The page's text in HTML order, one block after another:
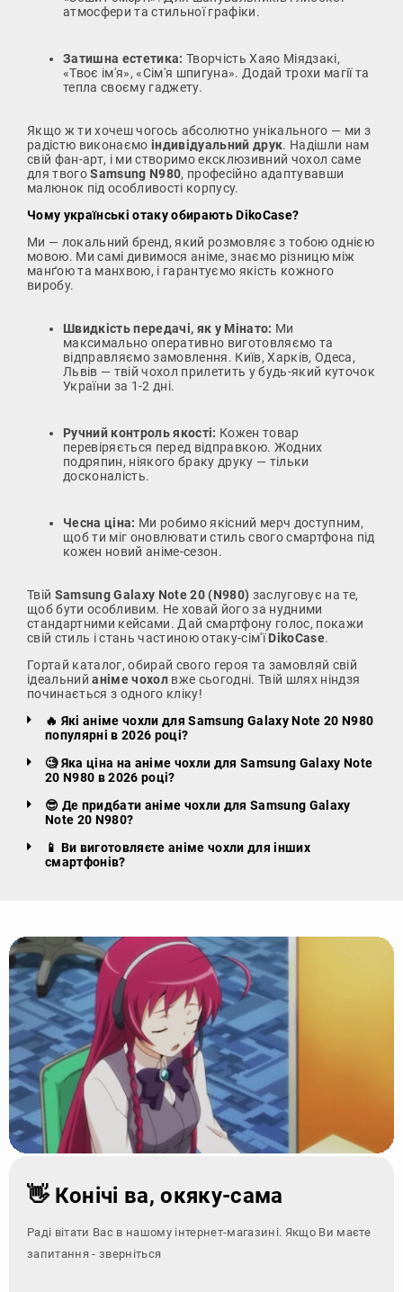
атмосфери та стильної графіки.
Затишна естетика: Творчість Хаяо Міядзакі,
«Твоє ім'я», «Сім'я шпигуна». Додай трохи магії та
тепла своєму гаджету.
Якщо ж ти хочеш чогось абсолютно унікального — ми з
радістю виконаємоіндивідуальний друк. Надішли нам
свій фан-арт, і ми створимо ексклюзивний чохол саме
для твогоSamsung N980, професійно адаптувавши
малюнок під особливості корпусу.
Чому українські отаку обирають DikoCase?
Ми — локальний бренд, який розмовляє з тобою однією
мовою. Ми самі дивимося аніме, знаємо різницю між
манґою та манхвою, і гарантуємо якість кожного
виробу.
Швидкість передачі, як у Мінато: Ми
максимально оперативно виготовляємо та
відправляємо замовлення. Київ, Харків, Одеса,
Львів — твій чохол прилетить у будь-який куточок
України за 1-2 дні.
Ручний контроль якості: Кожен товар
перевіряється перед відправкою. Жодних
подряпин, ніякого браку друку — тільки
досконалість.
Чесна ціна: Ми робимо якісний мерч доступним,
щоб ти міг оновлювати стиль свого смартфона під
кожен новий аніме-сезон.
Твій Samsung Galaxy Note 20 (N980) заслуговує на те,
щоб бути особливим. Не ховай його за нудними
стандартними кейсами. Дай смартфону голос, покажи
свій стиль і стань частиною отаку-сім'їDikoCase.
Гортай каталог, обирай свого героя та замовляй свій
ідеальнийаніме чохол вже сьогодні. Твій шлях ніндзя
починається з одного кліку!
🔥 Які аніме чохли для Samsung Galaxy Note 20 N980
популярні в 2026 році?
🧐 Яка ціна на аніме чохли для Samsung Galaxy Note
20 N980 в 2026 році?
😎 Де придбати аніме чохли для Samsung Galaxy
Note 20 N980?
📱 Ви виготовляєте аніме чохли для інших
смартфонів?
👋 Конічі ва, окяку-сама
Раді вітати Вас в нашому інтернет-магазині. Якщо Ви маєте
запитання - зверніться за контактами